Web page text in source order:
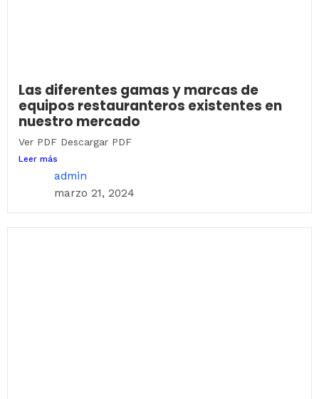
Las diferentes gamas y marcas de
equipos restauranteros existentes en
nuestro mercado
Ver PDF Descargar PDF
Leer más
admin
marzo 21, 2024